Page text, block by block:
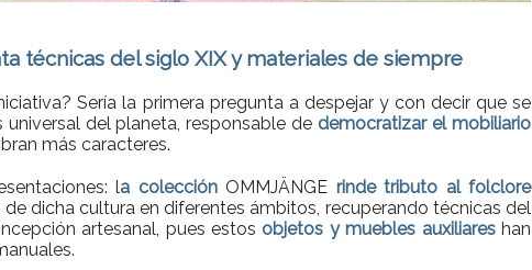
técnicas del siglo XIX y materiales de siempre
Sería la primera pregunta a despejar y con decir que se
del planeta, responsable de democratizar el mobiliario
más caracteres.
la colección OMMJÄNGE rinde tributo al folclore
dicha cultura en diferentes ámbitos, recuperando técnicas del
artesanal, pues estos objetos y muebles auxiliareshan